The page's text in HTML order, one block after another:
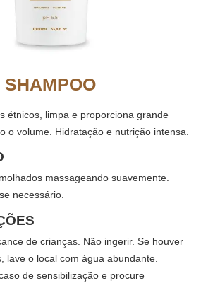
SHAMPOO
étnicos, limpa e proporciona grande
o volume. Hidratação e nutrição intensa.
massageando suavemente.
necessário.
de crianças. Não ingerir. Se houver
lave o local com água abundante.
de sensibilização e procure